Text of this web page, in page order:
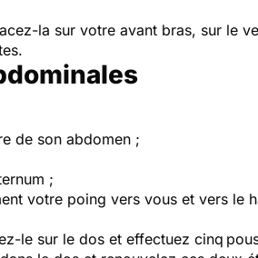
la sur votre avant bras, sur le
de son abdomen ;
;
votre poing vers vous et vers le
le sur le dos et effectuez cinq